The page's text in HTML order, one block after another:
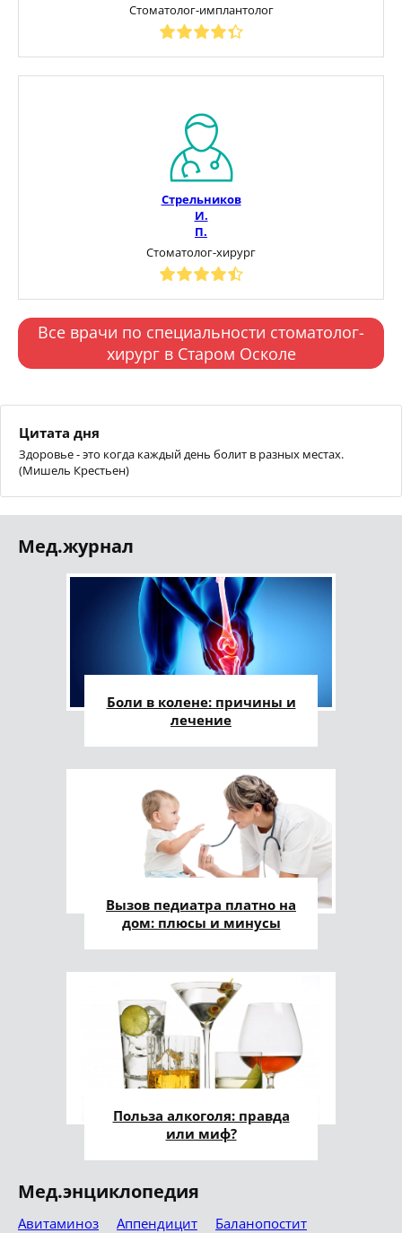
Стоматолог-имплантолог
Стрельников
И.
П.
Стоматолог-хирург
Все врачи по специальности стоматолог-
хирург в Старом Осколе
Цитата дня
Здоровье - это когда каждый день болит в разных местах.
(Мишель Крестьен)
Мед.журнал
Боли в колене: причины и
лечение
Вызов педиатра платно на
дом: плюсы и минусы
Польза алкоголя: правда
или миф?
Мед.энциклопедия
Авитаминоз Аппендицит Баланопостит